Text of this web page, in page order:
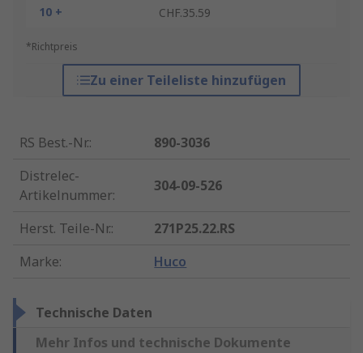
10 +
CHF.35.59
*Richtpreis
Zu einer Teileliste hinzufügen
RS Best.-Nr.:
890-3036
Distrelec-
Artikelnummer:
304-09-526
Herst. Teile-Nr.:
271P25.22.RS
Marke: Huco
Technische Daten
Mehr Infos und technische Dokumente